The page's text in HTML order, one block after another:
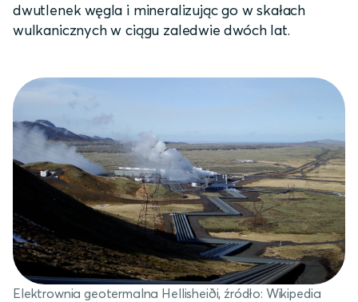
dwutlenek węgla i mineralizując go w skałach
wulkanicznych w ciągu zaledwie dwóch lat.
Elektrownia geotermalna Hellisheiði, źródło: Wikipedia